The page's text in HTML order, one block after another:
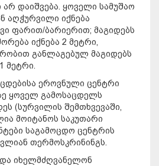
დაიშვება. ყოველი სამუშაო
აღჭურვილი იქნება
ფარით/ბარიერით; მაგიდებს
იქნება 2 მეტრი,
განლაგებულ მაგიდებს
მეტრი.
ეროვნული ცენტრი
ყოველ გამოსაცდელს
(სურვილის შემთხვევაში,
მოიტანოს საკუთარი
საგამოცდო ცენტრის
თერმოსკრინინგს.
იხელმძღვანელონ